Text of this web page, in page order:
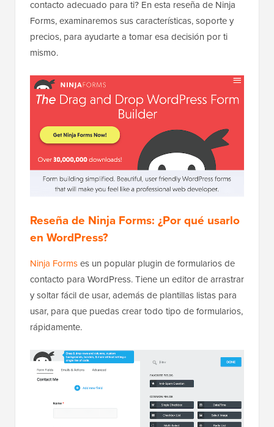
contacto adecuado para ti? En esta reseña de Ninja
Forms, examinaremos sus características, soporte y
precios, para ayudarte a tomar esa decisión por ti
mismo.
Reseña de Ninja Forms: ¿Por qué usarlo
en WordPress?
Ninja Formses un popular plugin de formularios de
contacto para WordPress. Tiene un editor de arrastrar
y soltar fácil de usar, además de plantillas listas para
usar, para que puedas crear todo tipo de formularios,
rápidamente.